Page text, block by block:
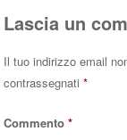
Lascia un
Il tuo indirizzo email
contrassegnati*
Commento*